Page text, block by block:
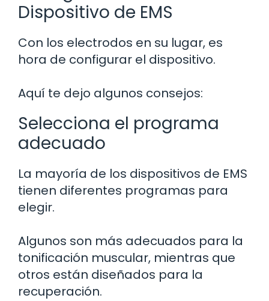
Dispositivo de EMS
Con los electrodos en su lugar, es
hora de configurar el dispositivo.
Aquí te dejo algunos consejos:
Selecciona el programa
adecuado
La mayoría de los dispositivos de EMS
tienen diferentes programas para
elegir.
Algunos son más adecuados para la
tonificación muscular, mientras que
otros están diseñados para la
recuperación.